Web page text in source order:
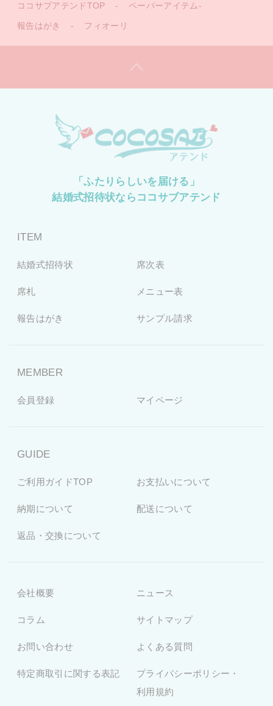
ココサブアテンドTOP - ペーパーアイテム-
報告はがき - フィオーリ
「ふたりらしいを届ける」
結婚式招待状ならココサブアテンド
ITEM
結婚式招待状 席次表
席札 メニュー表
報告はがき サンプル請求
MEMBER
会員登録 マイページ
GUIDE
ご利用ガイドTOP お支払いについて
納期について 配送について
返品・交換について
会社概要 ニュース
コラム サイトマップ
お問い合わせ よくある質問
特定商取引に関する表記
プライバシーポリシー・
利用規約